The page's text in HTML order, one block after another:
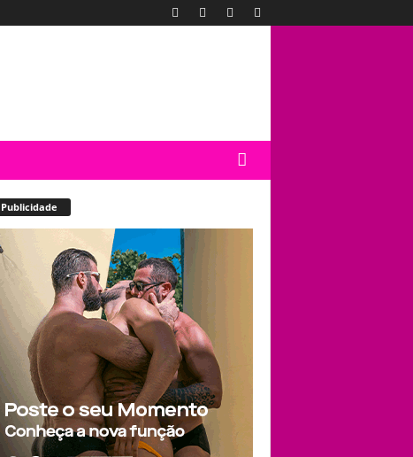
Publicidade